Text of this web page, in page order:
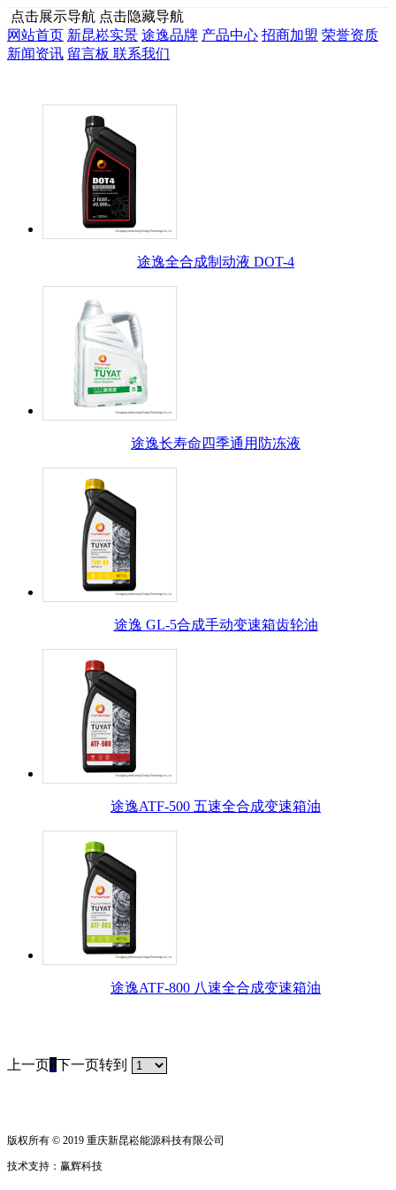
点击展示导航 点击隐藏导航
网站首页 新昆崧实景 途逸品牌 产品中心 招商加盟 荣誉资质
新闻资讯 留言板 联系我们
途逸全合成制动液 DOT-4
途逸长寿命四季通用防冻液
途逸 GL-5合成手动变速箱齿轮油
途逸ATF-500 五速全合成变速箱油
途逸ATF-800 八速全合成变速箱油
上一页1下一页转到
版权所有 © 2019 重庆新昆崧能源科技有限公司
技术支持：赢辉科技